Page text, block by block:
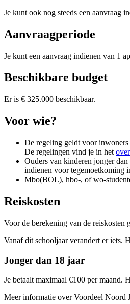
Je kunt ook nog steeds een aanvraag
Aanvraagperiode
Je kunt een aanvraag indienen van 1
Beschikbare budget
Er is € 325.000 beschikbaar.
Voor wie?
De regeling geldt voor
De regelingen vind je in het
Ouders van kinderen jonger
indienen voor tegemoetkoming
Mbo(BOL), hbo-, of wo-
Reiskosten
Voor de berekening van de reiskosten
Vanaf dit schooljaar verandert er iets.
Jonger dan 18 jaar
Je betaalt maximaal €100 per maand.
Meer informatie over Voordeel Noord